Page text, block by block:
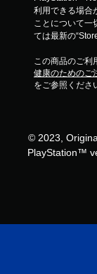
利用できる場合
ことについて一
ては最新の
この商品のご利
健康のためのご
をご参照くださ
© 2023,
PlayStation™